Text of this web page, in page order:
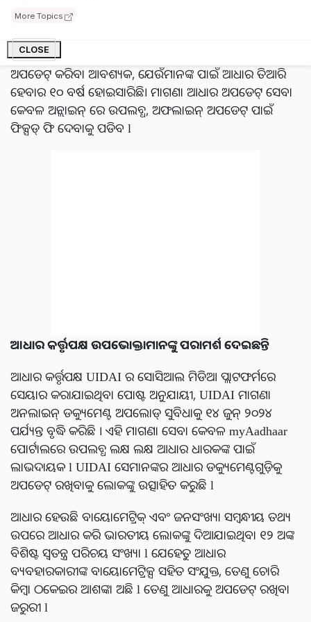
More Topics
CLOSE
ସମୟ ସୀମାକୁ ୧୪ ଜୁନ୍ ୨୦୨୪ ପର୍ଯ୍ୟନ୍ତ ବୃଦ୍ଧି କରିଛନ୍ତି । ବର୍ତ୍ତମାନ
ପର୍ଯ୍ୟନ୍ତ ୧୪ ମାର୍ଚ୍ଚ ପାଇଁ ସମୟସୀମା ସ୍ଥିର କରାଯାଇଥିଲା l
କର୍ତ୍ତୃପକ୍ଷ କହିଛନ୍ତି ଯେ ଏପରି ବ୍ୟବହାରକାରୀଙ୍କ ପାଇଁ ଆଧାର
ଅପଡେଟ୍ କରିବା ଆବଶ୍ୟକ, ଯେଉଁମାନଙ୍କ ପାଇଁ ଆଧାର ତିଆରି
ହେବାର ୧୦ ବର୍ଷ ହୋଇସାରିଛି। ମାଗଣା ଆଧାର ଅପଡେଟ୍ ସେବା
କେବଳ ଅନ୍ଲାଇନ୍ ରେ ଉପଲବ୍ଧ, ଅଫଲାଇନ୍ ଅପଡେଟ୍ ପାଇଁ
ଫିକ୍ସଡ୍ ଫି ଦେବାକୁ ପଡିବ l
ଆଧାର କର୍ତ୍ତୃପକ୍ଷ ଉପଭୋକ୍ତାମାନଙ୍କୁ ପରାମର୍ଶ ଦେଇଛନ୍ତି
ଆଧାର କର୍ତ୍ତୃପକ୍ଷ UIDAI ର ସୋସିଆଲ ମିଡିଆ ପ୍ଲାଟଫର୍ମରେ
ସେୟାର କରାଯାଇଥିବା ପୋଷ୍ଟ ଅନୁଯାୟୀ, UIDAI ମାଗଣା
ଅନଲାଇନ୍ ଡକ୍ୟୁମେଣ୍ଟ ଅପଲୋଡ୍ ସୁବିଧାକୁ ୧୪ ଜୁନ୍ ୨୦୨୪
ପର୍ଯ୍ୟନ୍ତ ବୃଦ୍ଧି କରିଛି । ଏହି ମାଗଣା ସେବା କେବଳ myAadhaar
ପୋର୍ଟାଲରେ ଉପଲବ୍ଧ ଲକ୍ଷ ଲକ୍ଷ ଆଧାର ଧାରକଙ୍କ ପାଇଁ
ଲାଭଦାୟକ l UIDAI ସେମାନଙ୍କର ଆଧାର ଡକ୍ୟୁମେଣ୍ଟଗୁଡ଼ିକୁ
ଅପଡେଟ୍ ରଖିବାକୁ ଲୋକଙ୍କୁ ଉତ୍ସାହିତ କରୁଛି l
ଆଧାର ହେଉଛି ବାୟୋମେଟ୍ରିକ୍ ଏବଂ ଜନସଂଖ୍ୟା ସମ୍ବନ୍ଧୀୟ ତଥ୍ୟ
ଉପରେ ଆଧାର କରି ଭାରତୀୟ ଲୋକଙ୍କୁ ଦିଆଯାଇଥିବା ୧୨ ଅଙ୍କ
ବିଶିଷ୍ଟ ସ୍ୱତନ୍ତ୍ର ପରିଚୟ ସଂଖ୍ୟା l ଯେହେତୁ ଆଧାର
ବ୍ୟବହାରକାରୀଙ୍କ ବାୟୋମେଟ୍ରିକ୍ସ ସହିତ ସଂଯୁକ୍ତ, ତେଣୁ ଚୋରି
କିମ୍ବା ଠକେଇର ଆଶଙ୍କା ଅଛି l ତେଣୁ ଆଧାରକୁ ଅପଡେଟ୍ ରଖିବା
ଜରୁରୀ l